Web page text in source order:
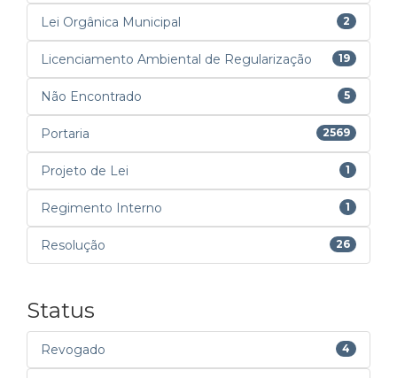
Lei Orgânica Municipal 2
Licenciamento Ambiental de Regularização 19
Não Encontrado 5
Portaria 2569
Projeto de Lei 1
Regimento Interno 1
Resolução 26
Status
Revogado 4